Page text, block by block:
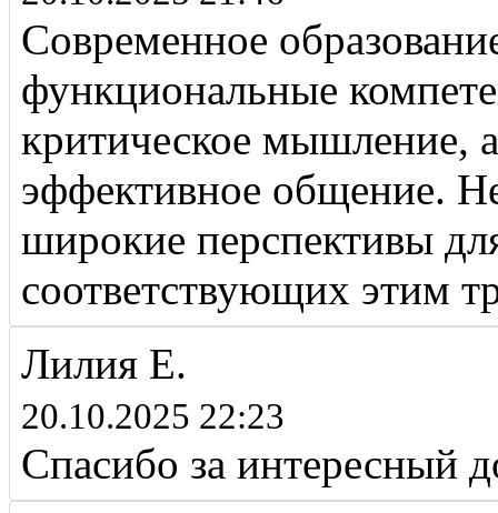
Современное
функциональные
критическое мышление,
эффективное общение.
широкие перспективы
соответствующих этим
Лилия Е.
20.10.2025 22:23
Спасибо за интересный